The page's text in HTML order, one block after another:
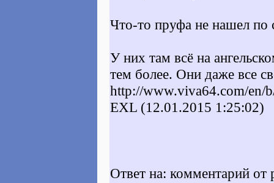
Что-то пруфа не нашел по
У них там всё на
тем более. Они даже все
http://www.viva64.com/en/
EXL (12.01.2015 1:25:02)
Ответ на: комментарий